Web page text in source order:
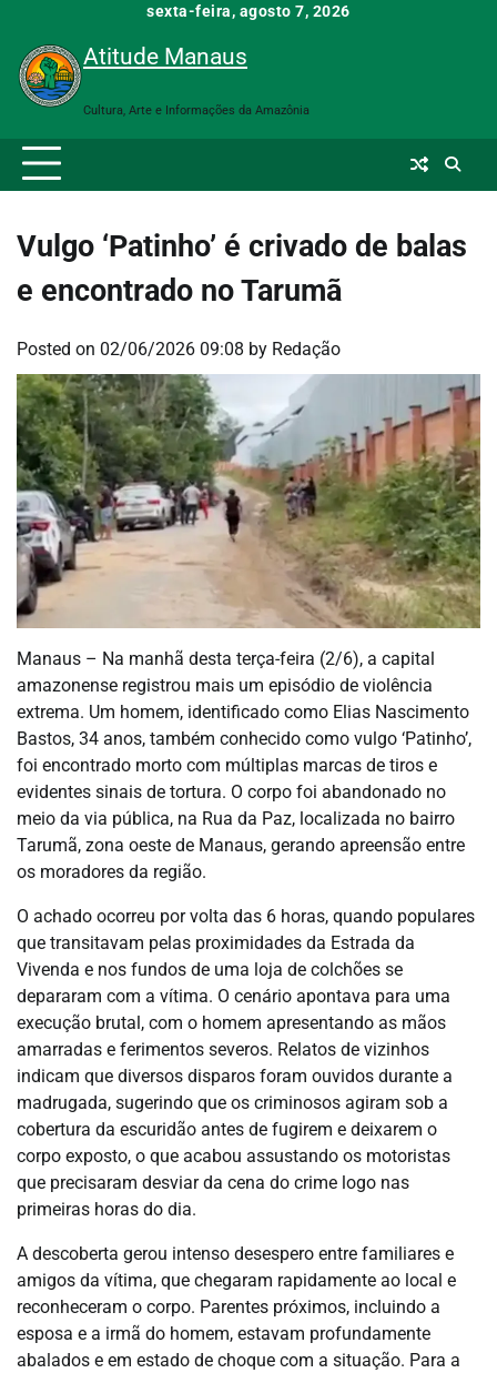
content
sexta-feira, agosto 7, 2026
Atitude Manaus
Cultura, Arte e Informações da Amazônia
Vulgo ‘Patinho’ é crivado de balas
e encontrado no Tarumã
Posted on 02/06/2026 09:08 by Redação
Manaus – Na manhã desta terça-feira (2/6), a capital
amazonense registrou mais um episódio de violência
extrema. Um homem, identificado como Elias Nascimento
Bastos, 34 anos, também conhecido como vulgo ‘Patinho’,
foi encontrado morto com múltiplas marcas de tiros e
evidentes sinais de tortura. O corpo foi abandonado no
meio da via pública, na Rua da Paz, localizada no bairro
Tarumã, zona oeste de Manaus, gerando apreensão entre
os moradores da região.
O achado ocorreu por volta das 6 horas, quando populares
que transitavam pelas proximidades da Estrada da
Vivenda e nos fundos de uma loja de colchões se
depararam com a vítima. O cenário apontava para uma
execução brutal, com o homem apresentando as mãos
amarradas e ferimentos severos. Relatos de vizinhos
indicam que diversos disparos foram ouvidos durante a
madrugada, sugerindo que os criminosos agiram sob a
cobertura da escuridão antes de fugirem e deixarem o
corpo exposto, o que acabou assustando os motoristas
que precisaram desviar da cena do crime logo nas
primeiras horas do dia.
A descoberta gerou intenso desespero entre familiares e
amigos da vítima, que chegaram rapidamente ao local e
reconheceram o corpo. Parentes próximos, incluindo a
esposa e a irmã do homem, estavam profundamente
abalados e em estado de choque com a situação. Para a